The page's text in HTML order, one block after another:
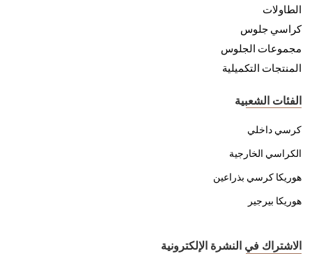
الطاولات
كراسي جلوس
مجموعات الجلوس
المنتجات التكميلية
الفئات الشعبية
كرسي داخلي
الكراسي الخارجية
هوريكا كرسي بذراعين
هوريكا بيرجير
الاشتراك في النشرة الإلكترونية